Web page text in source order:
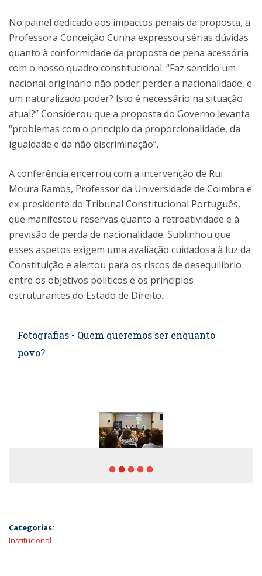
No painel dedicado aos impactos penais da proposta, a
Professora Conceição Cunha expressou sérias dúvidas
quanto à conformidade da proposta de pena acessória
com o nosso quadro constitucional: “Faz sentido um
nacional originário não poder perder a nacionalidade, e
um naturalizado poder? Isto é necessário na situação
atual?” Considerou que a proposta do Governo levanta
“problemas com o princípio da proporcionalidade, da
igualdade e da não discriminação”.
A conferência encerrou com a intervenção de Rui
Moura Ramos, Professor da Universidade de Coimbra e
ex-presidente do Tribunal Constitucional Português,
que manifestou reservas quanto à retroatividade e à
previsão de perda de nacionalidade. Sublinhou que
esses aspetos exigem uma avaliação cuidadosa à luz da
Constituição e alertou para os riscos de desequilíbrio
entre os objetivos políticos e os princípios
estruturantes do Estado de Direito.
Fotografias - Quem queremos ser enquanto
povo?
fiber_manual_record fiber_manual_record fiber_manual_record fiber_manual_record fiber_manual_record
Categorias:
Institucional